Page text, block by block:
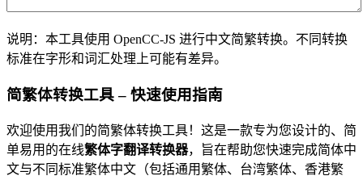
说明：本工具使用 OpenCC-JS 进行中文简繁转换。不同转换
标准在字形和词汇处理上可能有差异。
简繁体转换工具 – 快速使用指南
欢迎使用我们的简繁体转换工具！这是一款专为您设计的、简
单易用的在线繁体字翻译转换器，旨在帮助您快速完成简体中
文与不同标准繁体中文（包括通用繁体、台湾繁体、香港繁